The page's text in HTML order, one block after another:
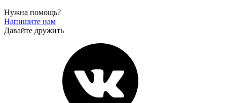
Нужна помощь?
Напишите нам
Давайте дружить